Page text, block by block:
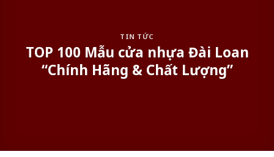
TIN TỨC
TOP 100 Mẫu cửa nhựa Đài Loan
“Chính Hãng & Chất Lượng”